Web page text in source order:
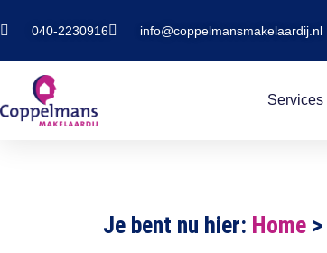
040-2230916 info@coppelmansmakelaardij.nl
Services
Je bent nu hier: Home >